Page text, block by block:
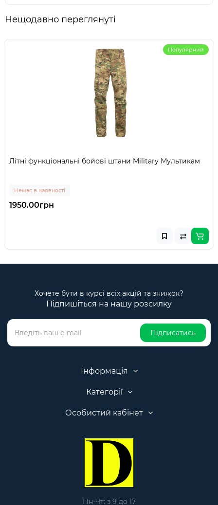
Нещодавно переглянуті
Популярний
Літні функціональні бойові штани Military Мультикам
Немає в наявності
1950.00грн
Хочете бути в курсі всіх акцій та знижок?
Підпишіться на нашу розсилку
Підписатись
Інформація
Категорії
Особистий кабінет
Пн-Чт: з 9 до 17